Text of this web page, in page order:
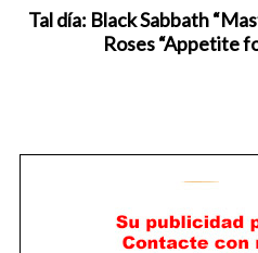
Tal día: Black Sabbath
Roses “Appetite